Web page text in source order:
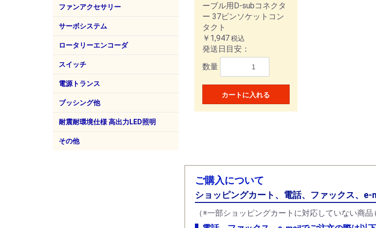
山洋電気 DCファン 40mm角
DCファン 52mm角
DCファン 60mm角
DCファン 80mm角
DCファン 92mm角
DCファン 120mm角
DCファン 127mm角
DCファン Φ172mm
シコー技研
ファンアクセサリー
山洋電気 フィルター
フィンガーガード
プラグコード
DCアラームファン専用IC
サーボシステム
山洋電気(SANMOTION)
ACサーボシステム セットモ
デル
ACサーボモータ/アンプ
(SANMOTION R 3E Model)
DCサーボモータ(SANMOTION
T)
ACサーボモータ/アンプ
(SANMOTION R)
2相ステッピングシステム
3相ステッピングモータ
5相ステッピングシステム
クローズドループステッピング
システム
ロータリーエンコーダ
オムロン
スイッチ
フジソク
NKKスイッチズ プッシュスイッチ
トグルスイッチ
キースイッチ
タクトスイッチ
スライドスイッチ
ロッカスイッチ
ミヤマ電器 押しボタンスイッチ
波動スイッチ
トグルスイッチ
オムロン
エコー電子（EDK） 波型スイッチ(Rocker Switch)
国際電業 フットスイッチ
東峰エンジニアリング 磁気近接スイッチ
電源トランス
豊澄電源機器 小型機器組込用トランス
機器組込用トランス
ノイズ防止トランス
耐雷トランス
医療機器用トランス
ポータブル/ハンディ
標準ケース
ブッシング他
ヘイコ
耐震耐環境仕様 高出力LED照明
その他
ーブル用D-subコネクタ
ー 37ピンソケットコン
タクト
￥1,947税込
発送日目安：
数量
カートに入れる
ご購入について
ショッピングカート、電話、ファックス、e-
（※一部ショッピングカートに対応していない商品